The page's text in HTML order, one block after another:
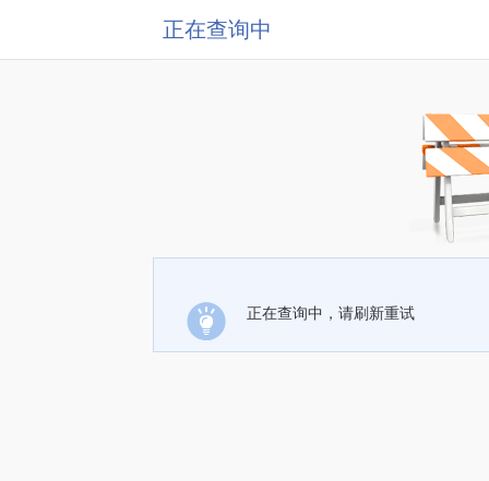
正在查询中
正在查询中，请刷新重试